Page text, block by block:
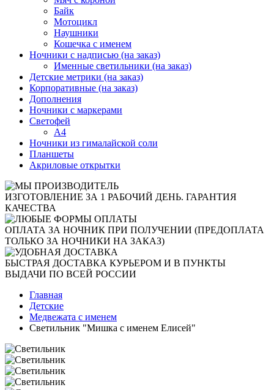
Байк
Мотоцикл
Наушники
Кошечка с именем
Ночники с надписью (на заказ)
Именные светильники (на заказ)
Детские метрики (на заказ)
Корпоративные (на заказ)
Дополнения
Ночники с маркерами
Светофей
А4
Ночники из гималайской соли
Планшеты
Акриловые открытки
ИЗГОТОВЛЕНИЕ ЗА 1 РАБОЧИЙ ДЕНЬ. ГАРАНТИЯ
КАЧЕСТВА
ОПЛАТА ЗА НОЧНИК ПРИ ПОЛУЧЕНИИ (ПРЕДОПЛАТА
ТОЛЬКО ЗА НОЧНИКИ НА ЗАКАЗ)
БЫСТРАЯ ДОСТАВКА КУРЬЕРОМ И В ПУНКТЫ
ВЫДАЧИ ПО ВСЕЙ РОССИИ
Главная
Детские
Медвежата с именем
Светильник "Мишка с именем Елисей"